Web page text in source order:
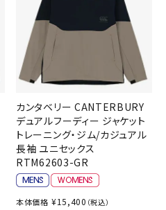
カンタベリー CANTERBURY
デュアルフーディー ジャケット
トレーニング・ジム/カジュアル
長袖 ユニセックス
RTM62603-GR
本体価格 ¥15,400 （税込）